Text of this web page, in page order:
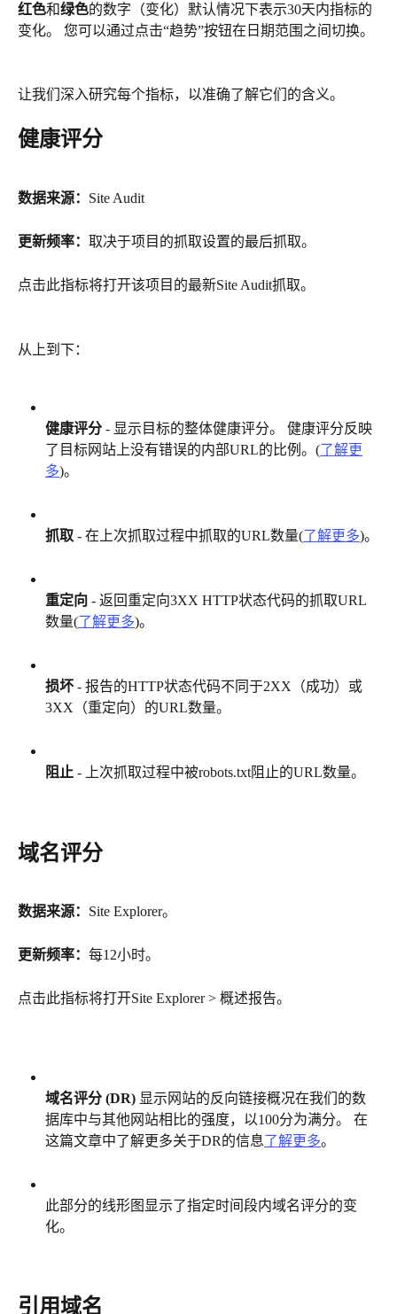
红色和绿色的数字（变化）默认情况下表示30天内指标的
变化。 您可以通过点击“趋势”按钮在日期范围之间切换。
让我们深入研究每个指标，以准确了解它们的含义。
健康评分
数据来源： Site Audit
更新频率： 取决于项目的抓取设置的最后抓取。
点击此指标将打开该项目的最新Site Audit抓取。
从上到下：
健康评分 - 显示目标的整体健康评分。 健康评分反映
了目标网站上没有错误的内部URL的比例。(了解更
多)。
抓取 - 在上次抓取过程中抓取的URL数量(了解更多)。
重定向 - 返回重定向3XX HTTP状态代码的抓取URL
数量(了解更多)。
损坏 - 报告的HTTP状态代码不同于2XX（成功）或
3XX（重定向）的URL数量。
阻止 - 上次抓取过程中被robots.txt阻止的URL数量。
域名评分
数据来源： Site Explorer。
更新频率： 每12小时。
点击此指标将打开Site Explorer > 概述报告。
域名评分 (DR) 显示网站的反向链接概况在我们的数
据库中与其他网站相比的强度，以100分为满分。 在
这篇文章中了解更多关于DR的信息了解更多。
此部分的线形图显示了指定时间段内域名评分的变
化。
引用域名